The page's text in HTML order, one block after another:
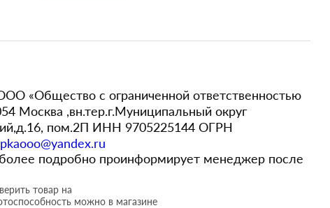
«Общество с ограниченной ответственностью
Москва ,вн.тер.г.Муниципальный округ
пом.2П ИНН 9705225144 ОГРН
подробно проинформирует менеджер после
товар на
можно в магазине